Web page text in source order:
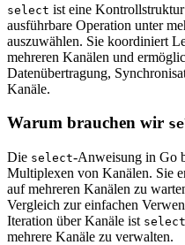
select ist eine
ausführbare Operation unter
auszuwählen. Sie koordiniert
mehreren Kanälen und
Datenübertragung,
Kanäle.
Warum brauchen wir
Die select-Anweisung in Go
Multiplexen von Kanälen. Sie
auf mehreren Kanälen zu
Vergleich zur einfachen
Iteration über Kanäle ist select
mehrere Kanäle zu verwalten.